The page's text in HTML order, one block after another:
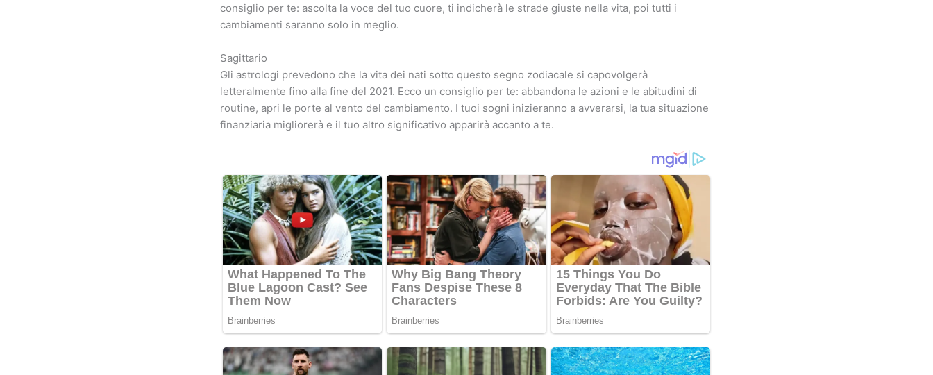
consiglio per te: ascolta la voce del tuo cuore, ti indicherà le strade giuste nella vita, poi tutti i
cambiamenti saranno solo in meglio.
Sagittario
Gli astrologi prevedono che la vita dei nati sotto questo segno zodiacale si capovolgerà
letteralmente fino alla fine del 2021. Ecco un consiglio per te: abbandona le azioni e le abitudini di
routine, apri le porte al vento del cambiamento. I tuoi sogni inizieranno a avverarsi, la tua situazione
finanziaria migliorerà e il tuo altro significativo apparirà accanto a te.